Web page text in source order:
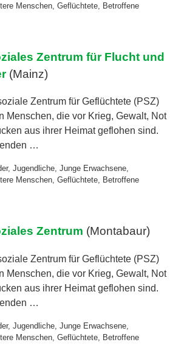
Menschen ,Geflüchtete
Betroffene
Zentrum für Flucht und
(Mainz)
Zentrum für Geflüchtete (PSZ)
Menschen, die vor Krieg, Gewalt, Not
aus ihrer Heimat geflohen sind.
…
,Jugendliche,Junge Erwachsene,
Menschen,Geflüchtete, Betroffene
Zentrum (Montabaur)
Zentrum für Geflüchtete (PSZ)
Menschen, die vor Krieg, Gewalt, Not
aus ihrer Heimat geflohen sind.
…
,Jugendliche,Junge Erwachsene,
Menschen,Geflüchtete, Betroffene